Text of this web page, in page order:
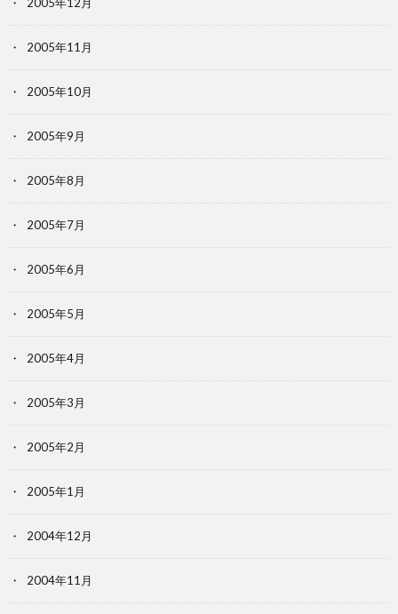
2005年11月
2005年10月
2005年9月
2005年8月
2005年7月
2005年6月
2005年5月
2005年4月
2005年3月
2005年2月
2005年1月
2004年12月
2004年11月